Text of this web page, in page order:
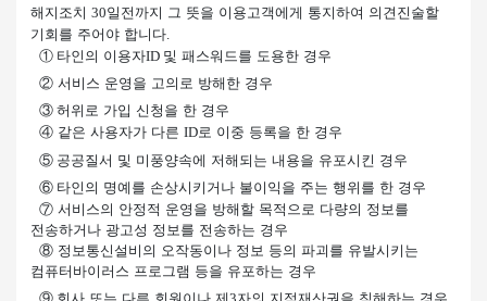
해지조치 30일전까지 그 뜻을 이용고객에게 통지하여 의견진술할
기회를 주어야 합니다.
① 타인의 이용자ID 및 패스워드를 도용한 경우
② 서비스 운영을 고의로 방해한 경우
③ 허위로 가입 신청을 한 경우
④ 같은 사용자가 다른 ID로 이중 등록을 한 경우
⑤ 공공질서 및 미풍양속에 저해되는 내용을 유포시킨 경우
⑥ 타인의 명예를 손상시키거나 불이익을 주는 행위를 한 경우
⑦ 서비스의 안정적 운영을 방해할 목적으로 다량의 정보를
전송하거나 광고성 정보를 전송하는 경우
⑧ 정보통신설비의 오작동이나 정보 등의 파괴를 유발시키는
컴퓨터바이러스 프로그램 등을 유포하는 경우